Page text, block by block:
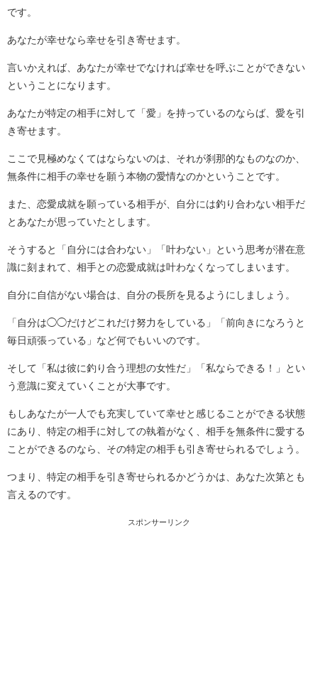
です。
あなたが幸せなら幸せを引き寄せます。
言いかえれば、あなたが幸せでなければ幸せを呼ぶことができない
ということになります。
あなたが特定の相手に対して「愛」を持っているのならば、愛を引
き寄せます。
ここで見極めなくてはならないのは、それが刹那的なものなのか、
無条件に相手の幸せを願う本物の愛情なのかということです。
また、恋愛成就を願っている相手が、自分には釣り合わない相手だ
とあなたが思っていたとします。
そうすると「自分には合わない」「叶わない」という思考が潜在意
識に刻まれて、相手との恋愛成就は叶わなくなってしまいます。
自分に自信がない場合は、自分の長所を見るようにしましょう。
「自分は◯◯だけどこれだけ努力をしている」「前向きになろうと
毎日頑張っている」など何でもいいのです。
そして「私は彼に釣り合う理想の女性だ」「私ならできる！」とい
う意識に変えていくことが大事です。
もしあなたが一人でも充実していて幸せと感じることができる状態
にあり、特定の相手に対しての執着がなく、相手を無条件に愛する
ことができるのなら、その特定の相手も引き寄せられるでしょう。
つまり、特定の相手を引き寄せられるかどうかは、あなた次第とも
言えるのです。
スポンサーリンク